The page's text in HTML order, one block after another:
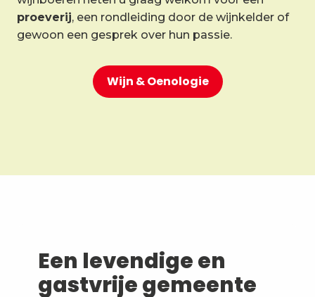
proeverij, een rondleiding door de wijnkelder of
gewoon een gesprek over hun passie.
Wijn & Oenologie
Een levendige en
gastvrije gemeente